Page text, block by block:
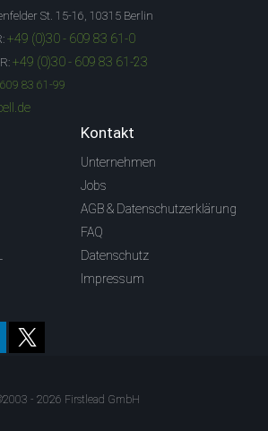
St. 15-16, 10315 Berlin
+49 (0)30 - 609 83 61-0
+49 (0)30 - 609 83 61-23
83 61-99
Kontakt
Unternehmen
Jobs
AGB & Datenschutzerklärung
FAQ
Datenschutz
Impressum
- 2026 Firstlead GmbH